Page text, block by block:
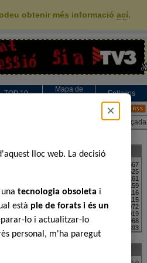
obtenir més informació ací.
TOP 10
Mapa de
Enllaços
Avançada
Més Descarregats
1667
1625
1161
1159
Sangtraït - Disco...
1116
1115
Gossos - discograf...
1072
1019
Joan-Pau Giné : R...
968
893
×
lloc web. La decisió
tecnologia obsoleta i
està ple de forats i és un
lo i actualitzar-lo
personal, m'ha paregut